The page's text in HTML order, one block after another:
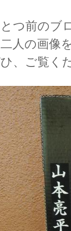
つ前のブ
人の画像
、ご覧く